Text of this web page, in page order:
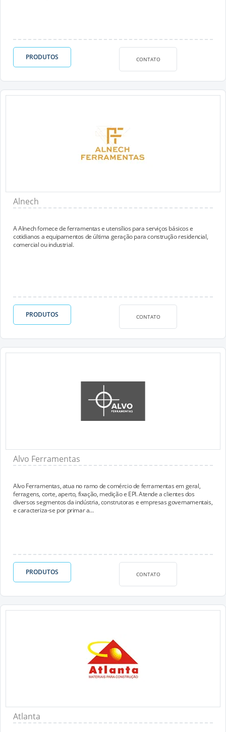
PRODUTOS CONTATO
Alnech
A Alnech fornece de ferramentas e utensílios para serviços básicos e
cotidianos a equipamentos de última geração para construção residencial,
comercial ou industrial.
PRODUTOS CONTATO
Alvo Ferramentas
Alvo Ferramentas, atua no ramo de comércio de ferramentas em geral,
ferragens, corte, aperto, fixação, medição e EPI. Atende a clientes dos
diversos segmentos da indústria, construtoras e empresas governamentais,
e caracteriza-se por primar a...
PRODUTOS CONTATO
Atlanta